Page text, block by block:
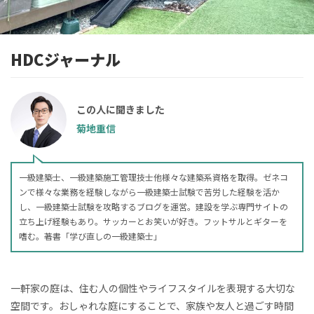
HDCジャーナル
この人に聞きました
菊地重信
一級建築士、一級建築施工管理技士他様々な建築系資格を取得。ゼネコ
ンで様々な業務を経験しながら一級建築士試験で苦労した経験を活か
し、一級建築士試験を攻略するブログを運営。建設を学ぶ専門サイトの
立ち上げ経験もあり。サッカーとお笑いが好き。フットサルとギターを
嗜む。著書「学び直しの一級建築士」
一軒家の庭は、住む人の個性やライフスタイルを表現する大切な
空間です。おしゃれな庭にすることで、家族や友人と過ごす時間